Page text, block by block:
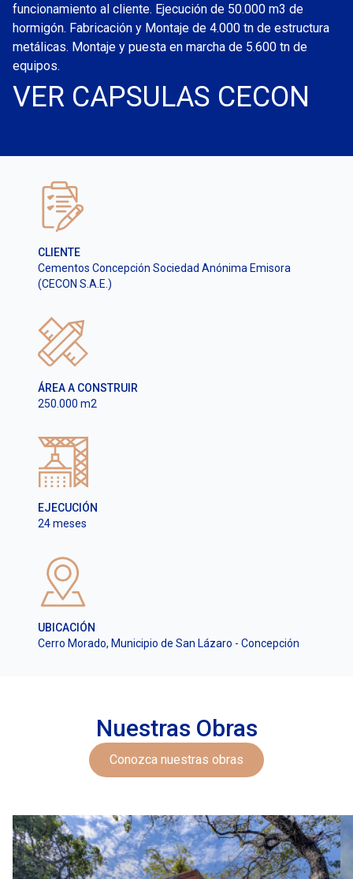
funcionamiento al cliente. Ejecución de 50.000 m3 de
hormigón. Fabricación y Montaje de 4.000 tn de estructura
metálicas. Montaje y puesta en marcha de 5.600 tn de
equipos.
VER CAPSULAS CECON
CLIENTE
Cementos Concepción Sociedad Anónima Emisora
(CECON S.A.E.)
ÁREA A CONSTRUIR
250.000 m2
EJECUCIÓN
24 meses
UBICACIÓN
Cerro Morado, Municipio de San Lázaro - Concepción
Nuestras Obras
Conozca nuestras obras